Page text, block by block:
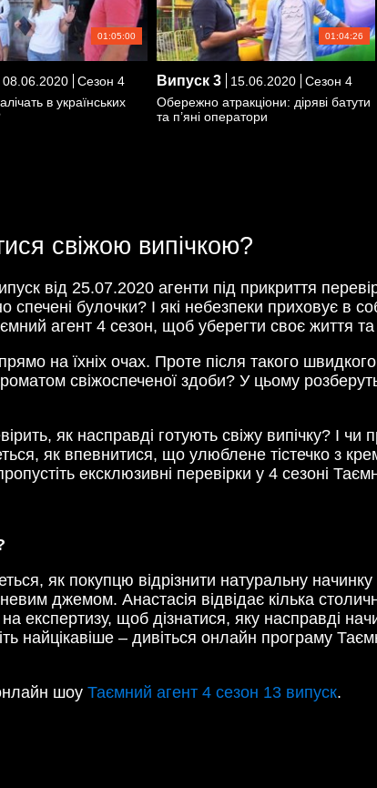
01:05:00
08.06.2020
Сезон 4
в українських
01:04:26
Випуск 3 15.06.2020
Сезон 4
Обережно атракціони: діряві батути
та п’яні оператори
свіжою випічкою?
від 25.07.2020 агенти під прикриття
спечені булочки? І які небезпеки приховує в
агент 4 сезон, щоб уберегти своє життя та
на їхніх очах. Проте після такого
свіжоспеченої здоби? У цьому
як насправді готують свіжу випічку? І
як впевнитися, що улюблене тістечко з
ексклюзивні перевірки у 4 сезоні
як покупцю відрізнити натуральну
джемом. Анастасія відвідає кілька
експертизу, щоб дізнатися, яку насправді
найцікавіше – дивіться онлайн програму
шоу Таємний агент 4 сезон 13 випуск.